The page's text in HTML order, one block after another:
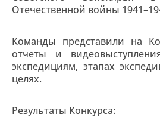
Отечественной войны
Команды представили на
отчеты и
экспедициям, этапах
целях.
Результаты Конкурса: